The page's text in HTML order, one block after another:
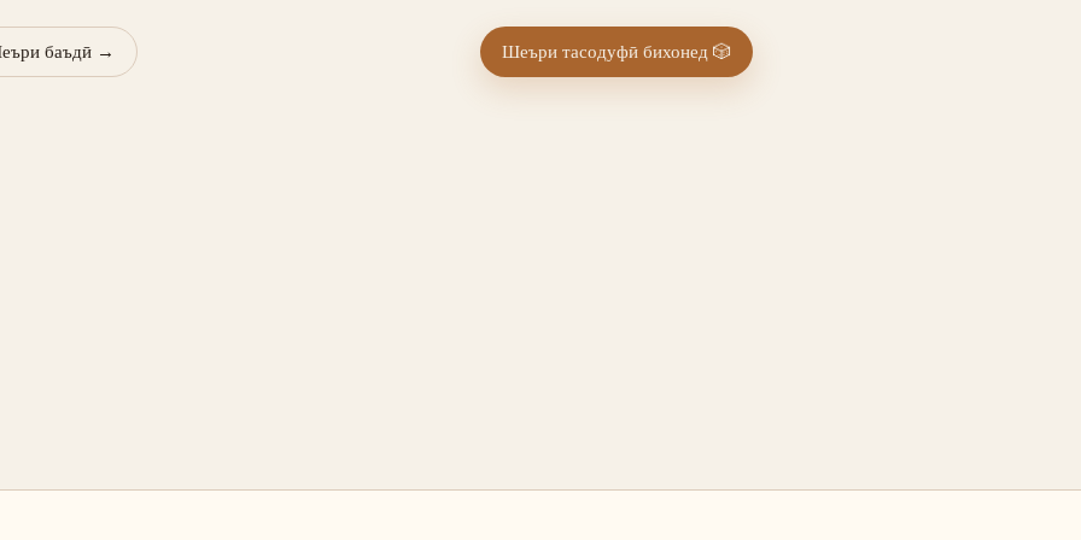
баъдӣ → Шеъри тасодуфӣ бихонед 🎲